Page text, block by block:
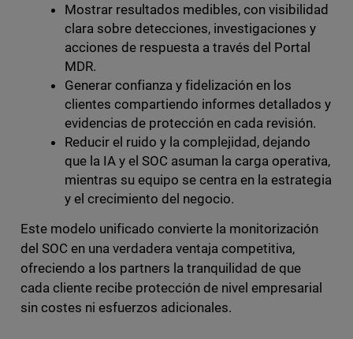
Mostrar resultados medibles, con visibilidad
clara sobre detecciones, investigaciones y
acciones de respuesta a través del Portal
MDR.
Generar confianza y fidelización en los
clientes compartiendo informes detallados y
evidencias de protección en cada revisión.
Reducir el ruido y la complejidad, dejando
que la IA y el SOC asuman la carga operativa,
mientras su equipo se centra en la estrategia
y el crecimiento del negocio.
Este modelo unificado convierte la monitorización
del SOC en una verdadera ventaja competitiva,
ofreciendo a los partners la tranquilidad de que
cada cliente recibe protección de nivel empresarial
sin costes ni esfuerzos adicionales.